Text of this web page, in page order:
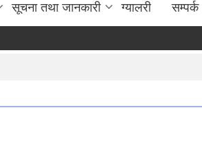
सूचना तथा जानकारी ग्यालरी सम्पर्क